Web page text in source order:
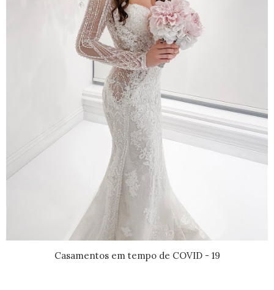
Casamentos em tempo de COVID - 19